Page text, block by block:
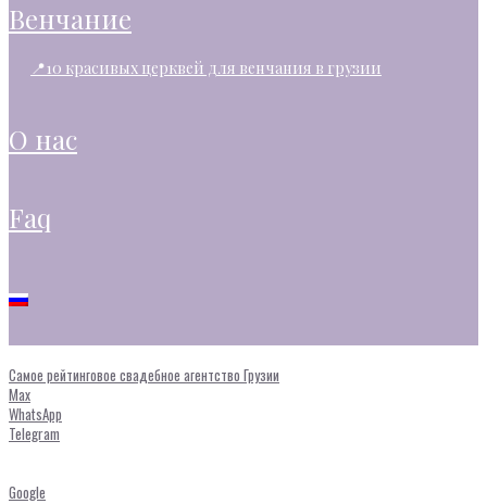
венчание
📍10 красивых церквей для венчания в грузии
о нас
faq
Самое рейтинговое свадебное агентство Грузии
Max
WhatsApp
Telegram
Google